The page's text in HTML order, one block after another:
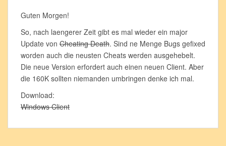
Guten Morgen!
So, nach laengerer Zeit gibt es mal wieder ein major
Update von Cheating Death. Sind ne Menge Bugs gefixed
worden auch die neusten Cheats werden ausgehebelt.
Die neue Version erfordert auch einen neuen Client. Aber
die 160K sollten niemanden umbringen denke ich mal.
Download:
Windows Client